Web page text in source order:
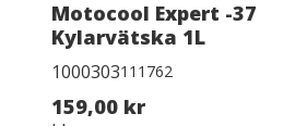
Motocool Expert -37
Kylarvätska 1L
1000303111762
159,00 kr